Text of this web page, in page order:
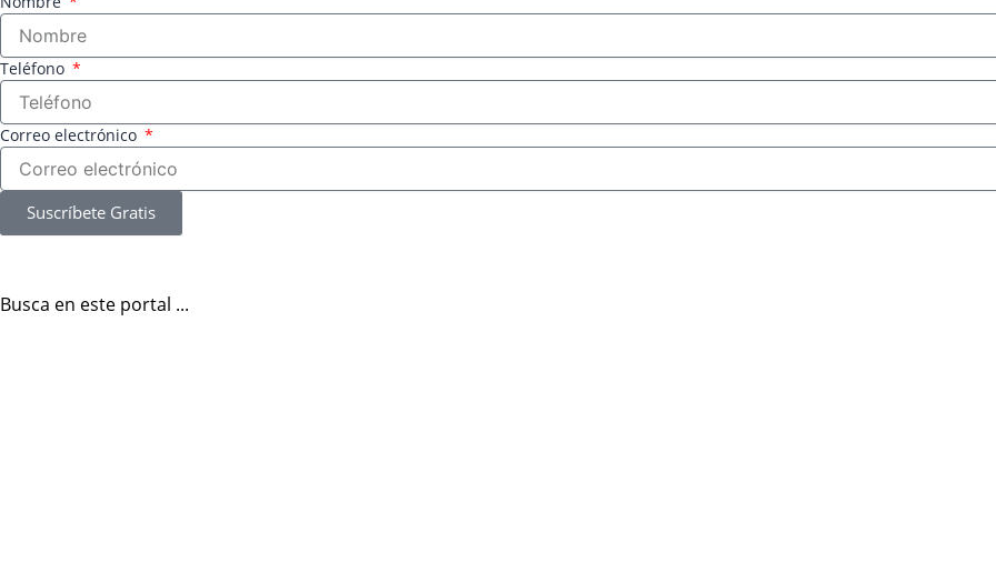
Teléfono
Correo electrónico
Suscríbete Gratis
Busca en este portal ...